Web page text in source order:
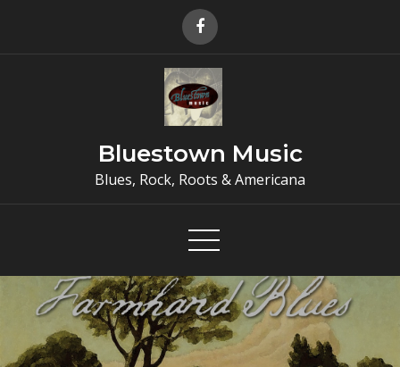
Bluestown Music
Blues, Rock, Roots & Americana